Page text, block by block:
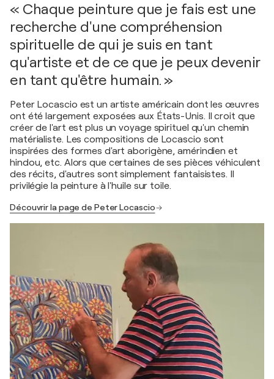
« Chaque peinture que je fais est une
recherche d'une compréhension
spirituelle de qui je suis en tant
qu'artiste et de ce que je peux devenir
en tant qu'être humain. »
Peter Locascio est un artiste américain dont les œuvres
ont été largement exposées aux États-Unis. Il croit que
créer de l'art est plus un voyage spirituel qu'un chemin
matérialiste. Les compositions de Locascio sont
inspirées des formes d'art aborigène, amérindien et
hindou, etc. Alors que certaines de ses pièces véhiculent
des récits, d'autres sont simplement fantaisistes. Il
privilégie la peinture à l'huile sur toile.
Découvrir la page de Peter Locascio